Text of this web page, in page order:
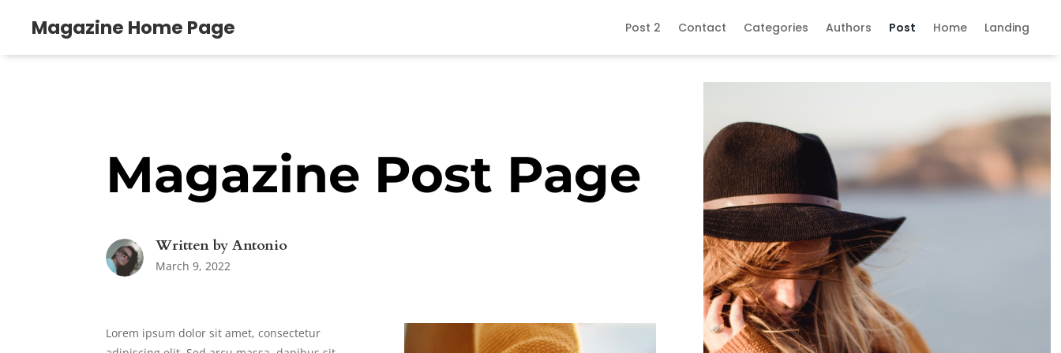
Magazine Home Page Post 2 Contact Categories Authors Post Home Landing
Magazine Post Page
Written byAntonio
March 9, 2022
Lorem ipsum dolor sit amet, consectetur